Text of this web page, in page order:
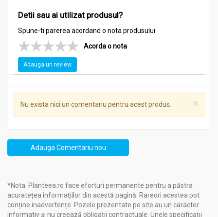
Detii sau ai utilizat produsul?
Spune-ti parerea acordand o nota produsului
Acorda o nota
Adauga un review
×
Nu exista nici un comentariu pentru acest produs.
Adauga Comentariu nou
*Nota: Planteea.ro face eforturi permanente pentru a păstra
acuratețea informațiilor din acestă pagină. Rareori acestea pot
conține inadvertențe. Pozele prezentate pe site au un caracter
informativ și nu creează obligații contractuale. Unele specificații